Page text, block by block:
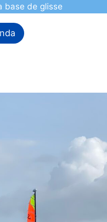
base de glisse